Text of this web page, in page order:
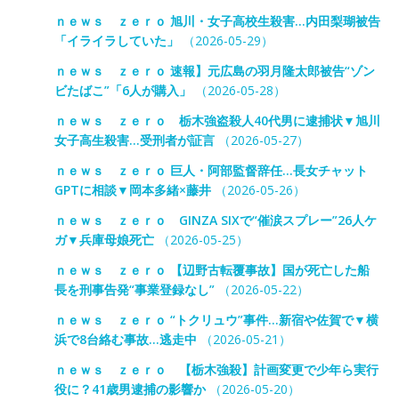
ｎｅｗｓ ｚｅｒｏ 旭川・女子高校生殺害…内田梨瑚被告
「イライラしていた」
（2026-05-29）
ｎｅｗｓ ｚｅｒｏ 速報】元広島の羽月隆太郎被告“ゾン
ビたばこ”「6人が購入」
（2026-05-28）
ｎｅｗｓ ｚｅｒｏ 栃木強盗殺人40代男に逮捕状▼旭川
女子高生殺害…受刑者が証言（2026-05-27）
ｎｅｗｓ ｚｅｒｏ 巨人・阿部監督辞任…長女チャット
GPTに相談▼岡本多緒×藤井（2026-05-26）
ｎｅｗｓ ｚｅｒｏ GINZA SIXで“催涙スプレー”26人ケ
ガ▼兵庫母娘死亡（2026-05-25）
ｎｅｗｓ ｚｅｒｏ 【辺野古転覆事故】国が死亡した船
長を刑事告発“事業登録なし”（2026-05-22）
ｎｅｗｓ ｚｅｒｏ “トクリュウ”事件…新宿や佐賀で▼横
浜で8台絡む事故…逃走中 （2026-05-21）
ｎｅｗｓ ｚｅｒｏ 【栃木強殺】計画変更で少年ら実行
役に？41歳男逮捕の影響か（2026-05-20）